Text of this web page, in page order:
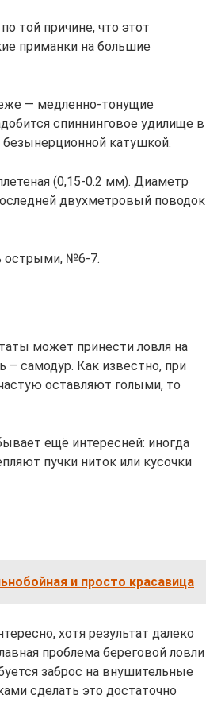
той причине, что этот
приманки на большие
— медленно-тонущие
спиннинговое удилище в
катушкой.
(0,15-0.2 мм). Диаметр
двухметровый поводок
острыми, №6-7.
может принести ловля на
самодур. Как известно, при
оставляют голыми, то
ещё интересней: иногда
пучки ниток или кусочки
и просто красавица
хотя результат далеко
проблема береговой ловли
заброс на внушительные
сделать это достаточно